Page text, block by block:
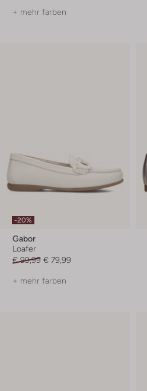
+ mehr farben
-20%
Gabor
Loafer
€ 99,99 € 79,99
+ mehr farben